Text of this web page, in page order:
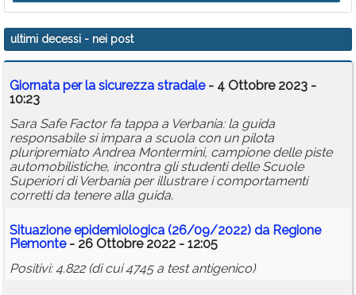
Rubriche
Calendario
Annunci
ultimi decessi - nei post
Giornata per la sicurezza stradale- 4 Ottobre 2023 -
10:23
Sara Safe Factor fa tappa a Verbania: la guida
responsabile si impara a scuola con un pilota
pluripremiato Andrea Montermini, campione delle piste
automobilistiche, incontra gli studenti delle Scuole
Superiori di Verbania per illustrare i comportamenti
corretti da tenere alla guida.
Situazione epidemiologica (26/09/2022) da Regione
Piemonte- 26 Ottobre 2022 - 12:05
Positivi: 4.822 (di cui 4745 a test antigenico)